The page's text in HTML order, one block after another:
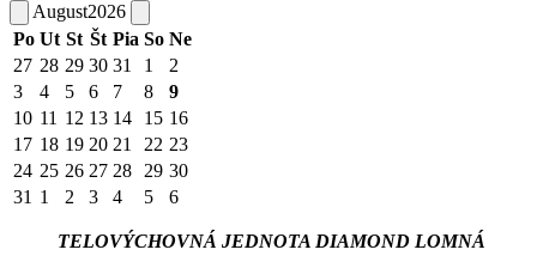
August2026
Po Ut St Št Pia So Ne
27 28 29 30 31 1
2
3
4 5 6 7 8
9
10 11 12 13 14 15 16
17 18 19 20 21 22 23
24 25 26 27 28 29 30
31 1 2 3 4 5 6
TELOVÝCHOVNÁ JEDNOTA DIAMOND LOMNÁ